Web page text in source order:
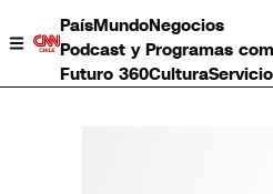
PaísMundoNegocios
Podcast y Programas
Futuro 360Cultura